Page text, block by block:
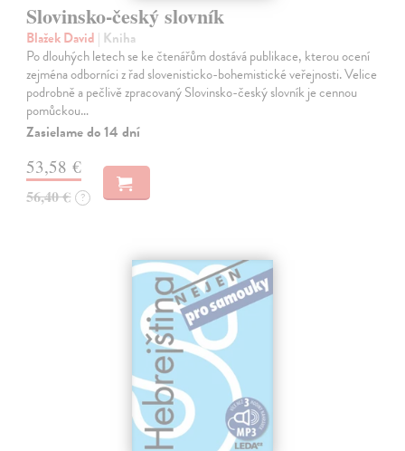
Slovinsko-český slovník
Blažek David | Kniha
Po dlouhých letech se ke čtenářům dostává publikace, kterou ocení
zejména odborníci z řad slovenisticko-bohemistické veřejnosti. Velice
podrobně a pečlivě zpracovaný Slovinsko-český slovník je cennou
pomůckou…
Zasielame do 14 dní
53,58 €
56,40 € ?